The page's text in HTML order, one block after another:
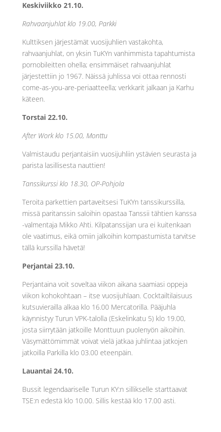
Keskiviikko 21.10.
Rahvaanjuhlat klo 19.00, Parkki
Kulttiksen järjestämät vuosijuhlien vastakohta,
rahvaanjuhlat, on yksin TuKYn vanhimmista tapahtumista
pornobileitten ohella; ensimmäiset rahvaanjuhlat
järjestettiin jo 1967. Näissä juhlissa voi ottaa rennosti
come-as-you-are-periaatteella; verkkarit jalkaan ja Karhu
käteen.
Torstai 22.10.
After Work klo 15.00, Monttu
Valmistaudu perjantaisiin vuosijuhliin ystävien seurasta ja
parista lasillisesta nauttien!
Tanssikurssi klo 18.30, OP-Pohjola
Teroita parkettien partaveitsesi TuKYn tanssikurssilla,
missä paritanssin saloihin opastaa Tanssii tähtien kanssa
-valmentaja Mikko Ahti. Kilpatanssijan ura ei kuitenkaan
ole vaatimus, eikä omiin jalkoihin kompastumista tarvitse
tällä kurssilla hävetä!
Perjantai 23.10.
Perjantaina voit soveltaa viikon aikana saamiasi oppeja
viikon kohokohtaan – itse vuosijuhlaan. Cocktailtilaisuus
kutsuvierailla alkaa klo 16.00 Mercatorilla. Pääjuhla
käynnistyy Turun VPK-talolla (Eskelinkatu 5) klo 19.00,
josta siirrytään jatkoille Monttuun puolenyön aikoihin.
Väsymättömimmät voivat vielä jatkaa juhlintaa jatkojen
jatkoilla Parkilla klo 03.00 eteenpäin.
Lauantai 24.10.
Bussit legendaariselle Turun KY:n sillikselle starttaavat
TSE:n edestä klo 10.00. Sillis kestää klo 17.00 asti.